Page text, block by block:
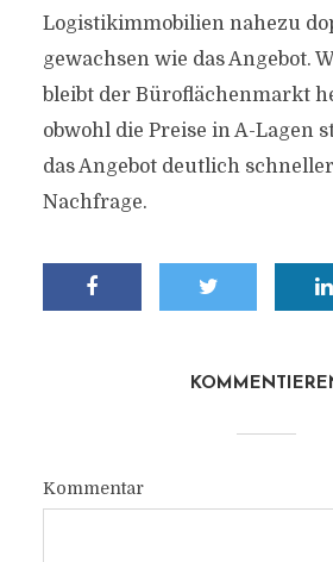
Logistikimmobilien nahezu
gewachsen wie das Angebot.
bleibt der Büroflächenmarkt
obwohl die Preise in A-Lagen
das Angebot deutlich
Nachfrage.
Kommentar